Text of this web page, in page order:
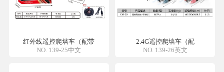
红外线遥控爬墙车（配带
NO. 139-25中文
2.4G遥控爬墙车（配
NO. 139-26英文